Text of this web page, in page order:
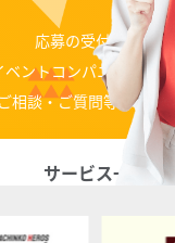
応募の受付代行、
ントコンパニオン、
相談・ご質問等お問い
サービス一覧